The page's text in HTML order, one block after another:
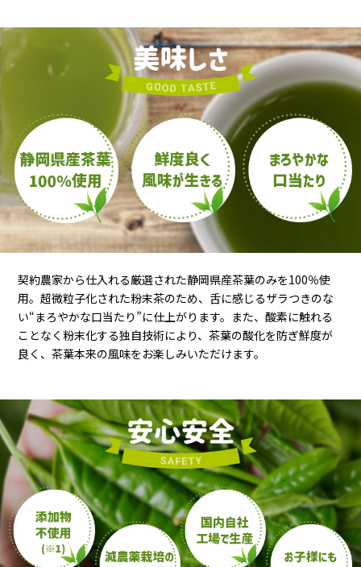
契約農家から仕入れる厳選された静岡県産茶葉のみを100％使
用。超微粒子化された粉末茶のため、舌に感じるザラつきのな
い“まろやかな口当たり”に仕上がります。また、酸素に触れる
ことなく粉末化する独自技術により、茶葉の酸化を防ぎ鮮度が
良く、茶葉本来の風味をお楽しみいただけます。